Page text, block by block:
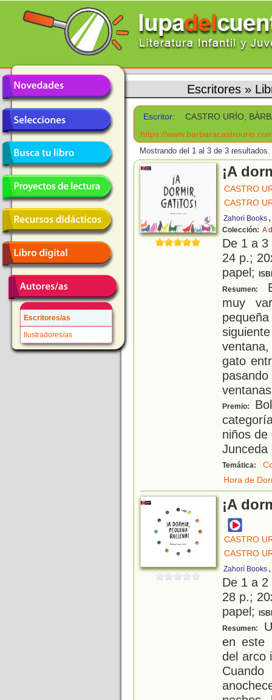
Escritores/as
Ilustradores/as
Escritores »
Escritor:
CASTRO URÍO,
https://
Mostrando del 1 al 3 de 3 resultados.
¡A
CASTRO
CASTRO
Zahorí Books
Colección: A
De 1 a
24 p.;
papel;
Resumen:
muy
gato
Premio:
niños de
Junceda
Temática:
Hora de
¡A
CASTRO
CASTRO
Zahorí Books
De 1 a
28 p.;
papel;
Resumen:
en este
del arco